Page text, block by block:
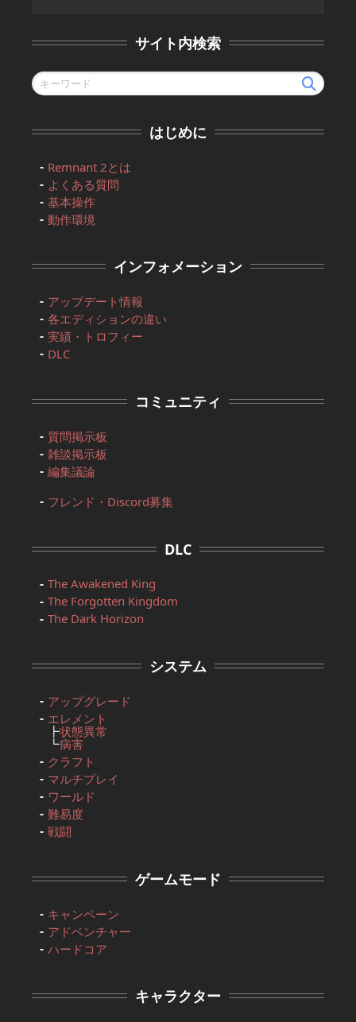
サイト内検索
はじめに
Remnant 2とは
よくある質問
基本操作
動作環境
インフォメーション
アップデート情報
各エディションの違い
実績・トロフィー
DLC
コミュニティ
質問掲示板
雑談掲示板
編集議論
フレンド・Discord募集
DLC
The Awakened King
The Forgotten Kingdom
The Dark Horizon
システム
アップグレード
エレメント
┣状態異常
┗病害
クラフト
マルチプレイ
ワールド
難易度
戦闘
ゲームモード
キャンペーン
アドベンチャー
ハードコア
キャラクター